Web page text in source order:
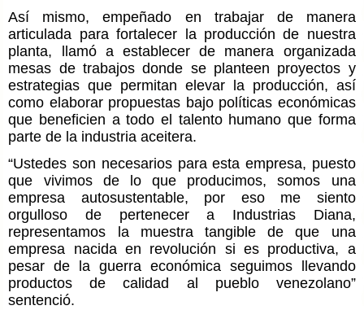
Así mismo, empeñado en trabajar de manera
articulada para fortalecer la producción de nuestra
planta, llamó a establecer de manera organizada
mesas de trabajos donde se planteen proyectos y
estrategias que permitan elevar la producción, así
como elaborar propuestas bajo políticas económicas
que beneficien a todo el talento humano que forma
parte de la industria aceitera.
“Ustedes son necesarios para esta empresa, puesto
que vivimos de lo que producimos, somos una
empresa autosustentable, por eso me siento
orgulloso de pertenecer a Industrias Diana,
representamos la muestra tangible de que una
empresa nacida en revolución si es productiva, a
pesar de la guerra económica seguimos llevando
productos de calidad al pueblo venezolano”
sentenció.